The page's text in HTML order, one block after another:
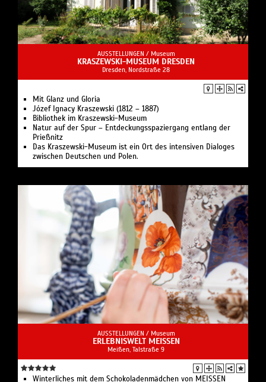
AUSSTELLUNGEN / Museum
KRASZEWSKI-MUSEUM DRESDEN
Dresden, Nordstraße 28
Mit Glanz und Gloria
Józef Ignacy Kraszewski (1812 – 1887)
Bibliothek im Kraszewski-Museum
Natur auf der Spur – Entdeckungsspaziergang entlang der
Prießnitz
Das Kraszewski-Museum ist ein Ort des intensiven Dialoges
zwischen Deutschen und Polen.
AUSSTELLUNGEN / Museum
ERLEBNISWELT MEISSEN
Meißen, Talstraße 9
Winterliches mit dem Schokoladenmädchen von MEISSEN